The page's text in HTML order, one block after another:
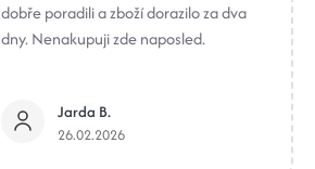
dobře poradili a zboží dorazilo za dva
dny. Nenakupuji zde naposled.
Jarda B.
26.02.2026